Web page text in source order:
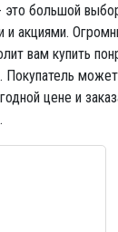
большой
и акциями.
вам купить
Покупатель
цене и